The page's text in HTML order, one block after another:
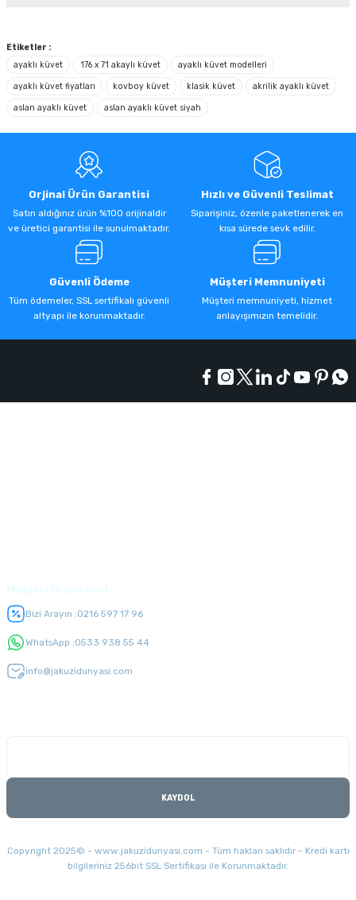
Etiketler :
ayaklı küvet
176 x 71 akaylı küvet ayaklı küvet modelleri
ayaklı küvet fiyatları kovboy küvet klasik küvet akrilik ayaklı küvet
aslan ayaklı küvet aslan ayaklı küvet siyah
Orjinal Ürün Garantisi
Satın aldığınız ürün %100 orijinaldir
ve üretici garantisi ile sunulmaktadır.
Hızlı ve Güvenli Teslimat
Siparişiniz, özenle paketlenerek en
kısa sürede sevk edilir.
Güvenli Ödeme
Tüm ödemeler, SSL sertifikalı güvenli
altyapı ile korunmaktadır.
Müşteri Memnuniyeti
Müşteri memnuniyeti, hizmet
anlayışımızın temelidir.
Bizi Arayın :0216 597 17 96
WhatsApp :0533 938 55 44
info@jakuzidunyasi.com
KAYDOL
Copyright 2025© - www.jakuzidunyasi.com - Tüm hakları saklıdır - Kredi kartı
bilgileriniz 256bit SSL Sertifikası ile Korunmaktadır.